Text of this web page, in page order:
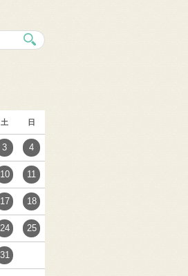
土 日
3 4
10 11
17 18
24 25
31